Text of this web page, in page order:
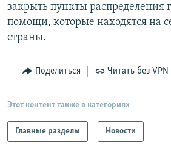
Все сайты РСЕ/РС
закрыть пункты распределения
помощи, которые находятся на
страны.
Поделиться Читать без VPN
Этот контент также в категориях
Главные разделы Новости